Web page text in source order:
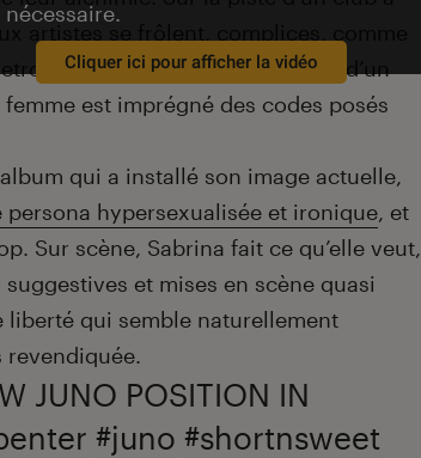
nécessaire.
Cliquer ici pour afficher la vidéo
Un naturel qui n’a rien d’un
est imprégné des codes posés
qui a installé son image actuelle,
persona hypersexualisée et ironique, et
Sur scène, Sabrina fait ce qu’elle veut,
et mises en scène quasi
qui semble naturellement
revendiquée.
JUNO POSITION IN
#juno #shortnsweet